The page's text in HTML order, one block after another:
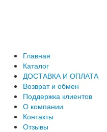
Главная
Каталог
ДОСТАВКА И ОПЛАТА
Возврат и обмен
Поддержка клиентов
О компании
Контакты
Отзывы